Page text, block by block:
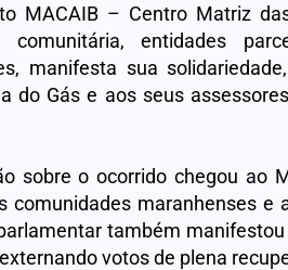
MACAIB – Centro Matriz
comunitária, entidades
manifesta sua
do Gás e aos seus
sobre o ocorrido chegou ao
comunidades maranhenses
também
votos de plena